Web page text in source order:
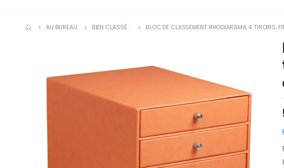
AU BUREAU BIEN CLASSÉ... BLOC DE CLASSEMENT RHODIARAMA, 4 TIROIRS,